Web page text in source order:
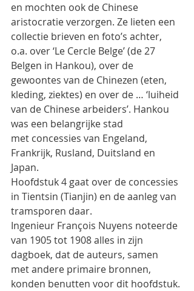
en mochten ook de Chinese
aristocratie verzorgen. Ze lieten een
collectie brieven en foto’s achter,
o.a. over ‘Le Cercle Belge’ (de 27
Belgen in Hankou), over de
gewoontes van de Chinezen (eten,
kleding, ziektes) en over de … ‘luiheid
van de Chinese arbeiders’. Hankou
was een belangrijke stad
met concessies van Engeland,
Frankrijk, Rusland, Duitsland en
Japan.
Hoofdstuk 4 gaat over de concessies
in Tientsin (Tianjin) en de aanleg van
tramsporen daar.
Ingenieur François Nuyens noteerde
van 1905 tot 1908 alles in zijn
dagboek, dat de auteurs, samen
met andere primaire bronnen,
konden benutten voor dit hoofdstuk.